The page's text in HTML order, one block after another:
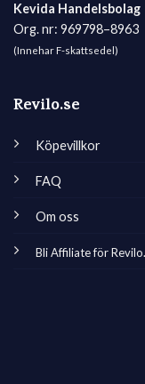
Kevida Handelsbolag
Org. nr: 969798–8963
(Innehar F-skattsedel)
Revilo.se
Köpevillkor
FAQ
Om oss
Bli Affiliate för